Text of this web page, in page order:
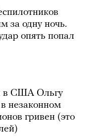
за одну ночь.
опять попал
в США Ольгу
незаконном
гривен (это